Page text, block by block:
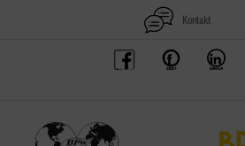
Kontakt
BPW
Austria
Offenes
Frauennetzwerk
BPW
Gruppe